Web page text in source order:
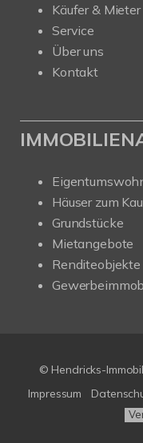
Käufer & Mieter
Service
Über uns
Kontakt
Häuser zum
Grundstücke
Mietangebote
Renditeobjekte
© Hendricks-
Impressum